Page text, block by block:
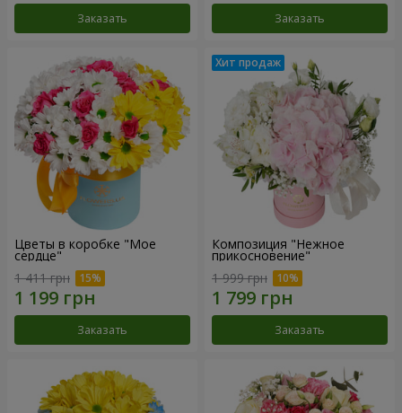
Заказать Заказать
Цветы в коробке "Мое
сердце"
1 411 грн
Заказать
Композиция "Нежное
прикосновение"
1 999 грн
Заказать